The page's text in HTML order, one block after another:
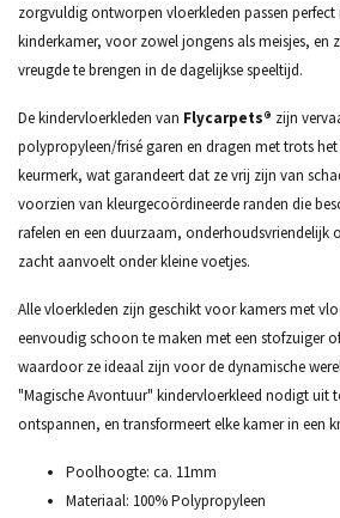
zorgvuldig ontworpen vloerkleden passen
kinderkamer, voor zowel jongens als meisjes,
vreugde te brengen in de dagelijkse speeltijd.
De kindervloerkleden van Flycarpets® zijn
polypropyleen/frisé garen en dragen met trots het
keurmerk, wat garandeert dat ze vrij zijn van
voorzien van kleurgecoördineerde randen die
rafelen en een duurzaam, onderhoudsvriendelijk
zacht aanvoelt onder kleine voetjes.
Alle vloerkleden zijn geschikt voor kamers met
eenvoudig schoon te maken met een stofzuiger
waardoor ze ideaal zijn voor de dynamische
"Magische Avontuur" kindervloerkleed nodigt uit
ontspannen, en transformeert elke kamer in een
Poolhoogte: ca. 11mm
Materiaal: 100% Polypropyleen